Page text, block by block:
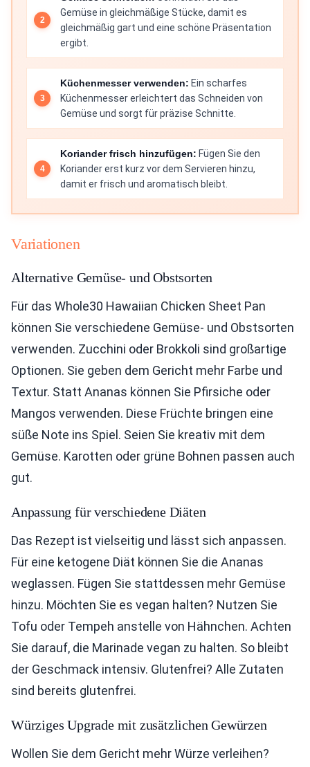
Gemüse in gleichmäßige Stücke, damit es
gleichmäßig gart und eine schöne Präsentation
ergibt.
Küchenmesser verwenden: Ein scharfes
Küchenmesser erleichtert das Schneiden von
Gemüse und sorgt für präzise Schnitte.
Koriander frisch hinzufügen: Fügen Sie den
Koriander erst kurz vor dem Servieren hinzu,
damit er frisch und aromatisch bleibt.
Variationen
Alternative Gemüse- und Obstsorten
Für das Whole30 Hawaiian Chicken Sheet Pan
können Sie verschiedene Gemüse- und Obstsorten
verwenden. Zucchini oder Brokkoli sind großartige
Optionen. Sie geben dem Gericht mehr Farbe und
Textur. Statt Ananas können Sie Pfirsiche oder
Mangos verwenden. Diese Früchte bringen eine
süße Note ins Spiel. Seien Sie kreativ mit dem
Gemüse. Karotten oder grüne Bohnen passen auch
gut.
Anpassung für verschiedene Diäten
Das Rezept ist vielseitig und lässt sich anpassen.
Für eine ketogene Diät können Sie die Ananas
weglassen. Fügen Sie stattdessen mehr Gemüse
hinzu. Möchten Sie es vegan halten? Nutzen Sie
Tofu oder Tempeh anstelle von Hähnchen. Achten
Sie darauf, die Marinade vegan zu halten. So bleibt
der Geschmack intensiv. Glutenfrei? Alle Zutaten
sind bereits glutenfrei.
Würziges Upgrade mit zusätzlichen Gewürzen
Wollen Sie dem Gericht mehr Würze verleihen?